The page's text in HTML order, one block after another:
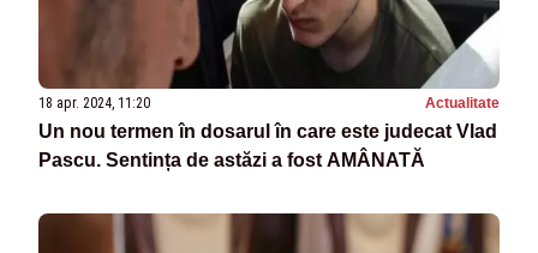
18 apr. 2024, 11:20 Actualitate
Un nou termen în dosarul în care este judecat Vlad
Pascu. Sentința de astăzi a fost AMÂNATĂ